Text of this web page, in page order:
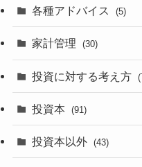
各種アドバイス (5)
家計管理 (30)
投資に対する考え方
投資本 (91)
投資本以外 (43)